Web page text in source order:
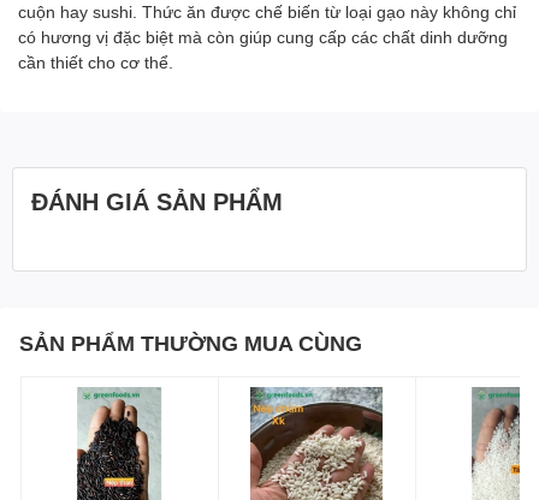
cuộn hay sushi. Thức ăn được chế biến từ loại gạo này không chỉ
có hương vị đặc biệt mà còn giúp cung cấp các chất dinh dưỡng
cần thiết cho cơ thể.
ĐÁNH GIÁ SẢN PHẨM
SẢN PHẨM THƯỜNG MUA CÙNG